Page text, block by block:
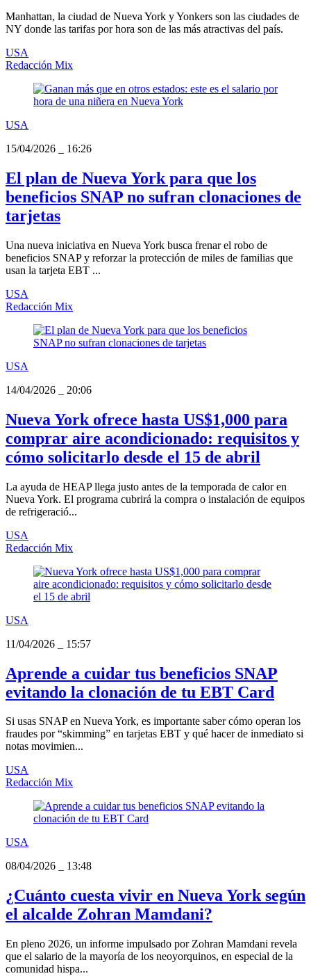
Manhattan, la ciudad de Nueva York y Yonkers son las ciudades de
NY donde las tarifas por hora son de las más atractivas del país.
USA
Redacción Mix
USA
15/04/2026
16:26
El plan de Nueva York para que los
beneficios SNAP no sufran clonaciones de
tarjetas
Una nueva iniciativa en Nueva York busca frenar el robo de
beneficios SNAP y reforzar la protección de miles de familias que
usan la tarjeta EBT ...
USA
Redacción Mix
USA
14/04/2026
20:06
Nueva York ofrece hasta US$1,000 para
comprar aire acondicionado: requisitos y
cómo solicitarlo desde el 15 de abril
La ayuda de HEAP llega justo antes de la temporada de calor en
Nueva York. El programa cubrirá la compra o instalación de equipos
de refrigeració...
USA
Redacción Mix
USA
11/04/2026
15:57
Aprende a cuidar tus beneficios SNAP
evitando la clonación de tu EBT Card
Si usas SNAP en Nueva York, es importante saber cómo operan los
fraudes por “skimming” en tarjetas EBT y qué hacer de inmediato si
notas movimien...
USA
Redacción Mix
USA
08/04/2026
13:48
¿Cuánto cuesta vivir en Nueva York según
el alcalde Zohran Mamdani?
En pleno 2026, un informe impulsado por Zohran Mamdani revela
que el salario de la mayoría de los neoyorquinos, en especial de la
comunidad hispa...